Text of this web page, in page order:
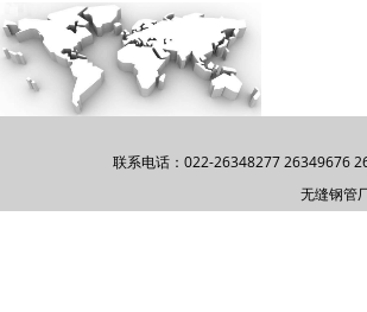
联系电话：022-26348277 26349676
无缝钢管